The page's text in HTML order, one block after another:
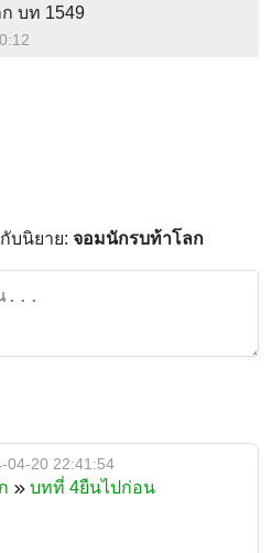
บท 1549
บนิยาย: จอมนักรบท้าโลก
04-20 22:41:54
บทที่ 4ยืนไปก่อน